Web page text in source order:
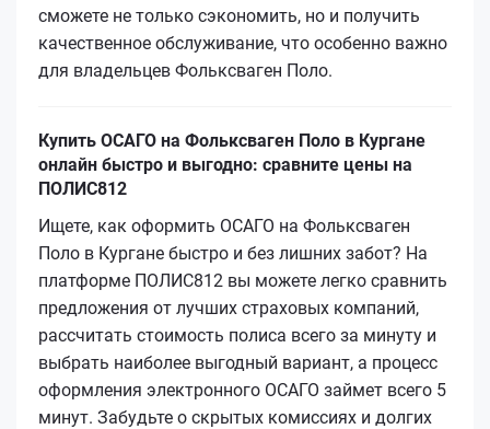
сможете не только сэкономить, но и получить
качественное обслуживание, что особенно важно
для владельцев Фольксваген Поло.
Купить ОСАГО на Фольксваген Поло в Кургане
онлайн быстро и выгодно: сравните цены на
ПОЛИС812
Ищете, как оформить ОСАГО на Фольксваген
Поло в Кургане быстро и без лишних забот? На
платформе ПОЛИС812 вы можете легко сравнить
предложения от лучших страховых компаний,
рассчитать стоимость полиса всего за минуту и
выбрать наиболее выгодный вариант, а процесс
оформления электронного ОСАГО займет всего 5
минут. Забудьте о скрытых комиссиях и долгих